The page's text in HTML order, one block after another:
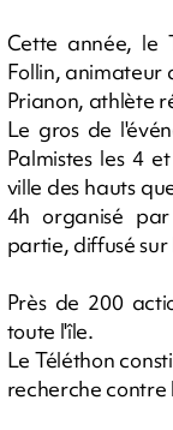
Cette année, le
Follin, animateur
Prianon, athlète
Le gros de
Palmistes les 4
ville des hauts
4h organisé
partie, diffusé sur
Près de 200
toute l'île.
Le Téléthon
recherche